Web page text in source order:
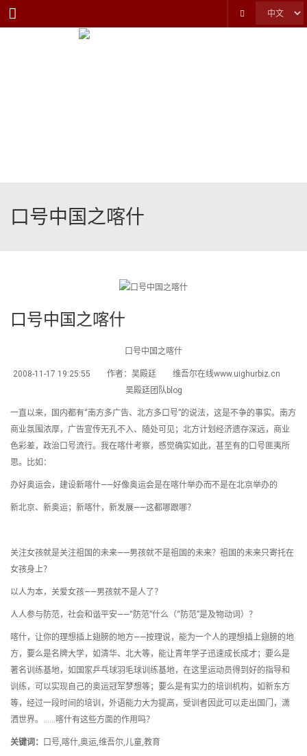
Menu
口号中国之喀什
口号中国之喀什
口号中国之喀什
2008-11-17 19:25:55 作者：吴殿廷 维吾尔在线www.uighurbiz.cn
吴殿廷团队blog
一直以来，国内都有“南方多广告、北方多口号”的说法，这是不争的事实。南方
商业氛围浓厚，广告宣传无孔不入、随处可见；北方计划经济遗存深远，商业
色彩差，政治口号流行。我在喀什考察，感觉确实如此，甚至有的口号匪夷所
思。比如：
办好奥运会，建设新喀什——好像奥运会是在喀什举办而不是在北京举办的
新北京、新奥运；新喀什，新发展——这都哪跟哪？
关注女孩就是关注祖国的未来——男孩就不是祖国的未来？祖国的未来只寄托在
女孩身上？
以人为本，关爱女孩——男孩就不是人了？
人人参与防范，社会和谐平安——“防范”什么（“防范”是及物动词）？
喀什，让你的理想插上翅膀的地方——按理说，能为一个人的理想插上翅膀的地
方，要么是名牌大学，如清华、北大等，能让青年学子迅速成长成才；要么是
著名训练基地，如国家乒乓球羽毛球训练基地，在这里运动员得到好的指导和
训练，可以实现自己的奥运冠军梦想等；要么是有实力的培训机构，如新东方
等，经过一段时间的培训，外语能力大为提高，受训者因此可以走出国门，潇
洒世界。……喀什有这些方面的作用吗？
关键词： 口号,喀什,奥运,维吾尔,儿童,教育